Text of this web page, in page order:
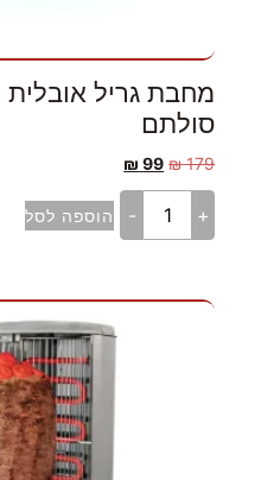
סולתם
179
₪
99
₪
+
- הוספה לסל